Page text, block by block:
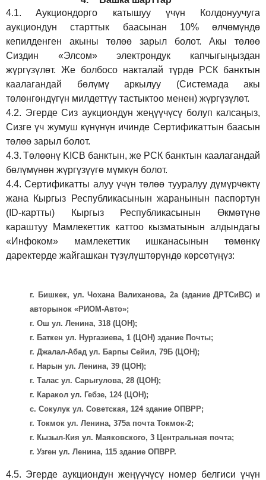
4.1.
Аукциондорго катышуу үчүн Колдонуучуга
аукциондун старттык баасынан 10% өлчөмүндө
кепилденген акыны төлөө зарыл болот. Акы төлөө
Сиздин «Элсом»электрондук капчыгыңыздан
жүргүзүлөт. Же болбосо накталай түрдө РСК банктын
каалагандай бөлүмү аркылуу (Системада акы
төлөнгөндүгүн милдеттүү тастыктоо менен) жүргүзүлөт.
4.2. Эгерде Сиз аукциондун жеңүүчүсү болуп калсаңыз,
Сизге үч жумуш күнүнүн ичинде Сертификаттын баасын
төлөө зарыл болот.
4.3. Төлөөнү KICB банктын, же РСК банктын каалагандай
бөлүмүнөн жүргүзүүгө мүмкүн болот.
4.4.Сертификатты алуу үчүн төлөө тууралуу дүмүрчөктү
жана Кыргыз Республикасынын жаранынын паспортун
(ID-картты) Кыргыз Республикасынын Өкмөтүнө
караштуу Мамлекеттик каттоо кызматынын алдындагы
«Инфоком» мамлекеттик ишканасынын төмөнкү
даректерде жайгашкан түзүлүштөрүндө көрсөтүңүз:
г. Бишкек, ул. Чохана Валиханова, 2а (здание ДРТСиВС) и
авторынок «РИОМ-Авто»;
г. Ош ул. Ленина, 318 (ЦОН);
г. Баткен ул. Нургазиева, 1 (ЦОН) здание Почты;
г. Джалал-Абад ул. Барпы Сейил, 79Б (ЦОН);
г. Нарын ул. Ленина, 39 (ЦОН);
г. Талас ул. Сарыгулова, 28 (ЦОН);
г. Каракол ул. Гебзе, 124 (ЦОН);
с. Сокулук ул. Советская, 124 здание ОПВРР;
г. Токмок ул. Ленина, 375а почта Токмок-2;
г. Кызыл-Кия ул. Маяковского, 3 Центральная почта;
г. Узген ул. Ленина, 115 здание ОПВРР.
4.5. Эгерде аукциондун жеңүүчүсү номер белгиси үчүн